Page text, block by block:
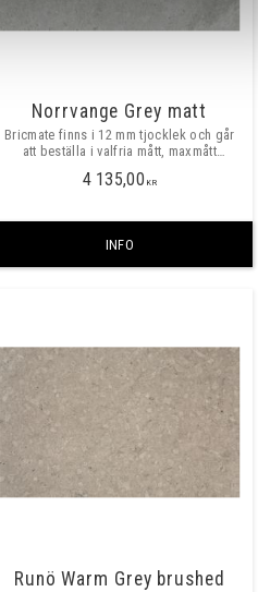
Norrvange Grey matt
Bricmate finns i 12 mm tjocklek och går
att beställa i valfria mått, maxmått
4 135,00 KR
INFO
Runö Warm Grey brushed